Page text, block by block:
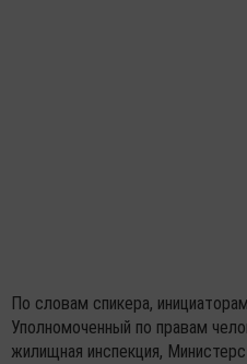
По словам спикера,
Уполномоченный по правам
жилищная инспекция,